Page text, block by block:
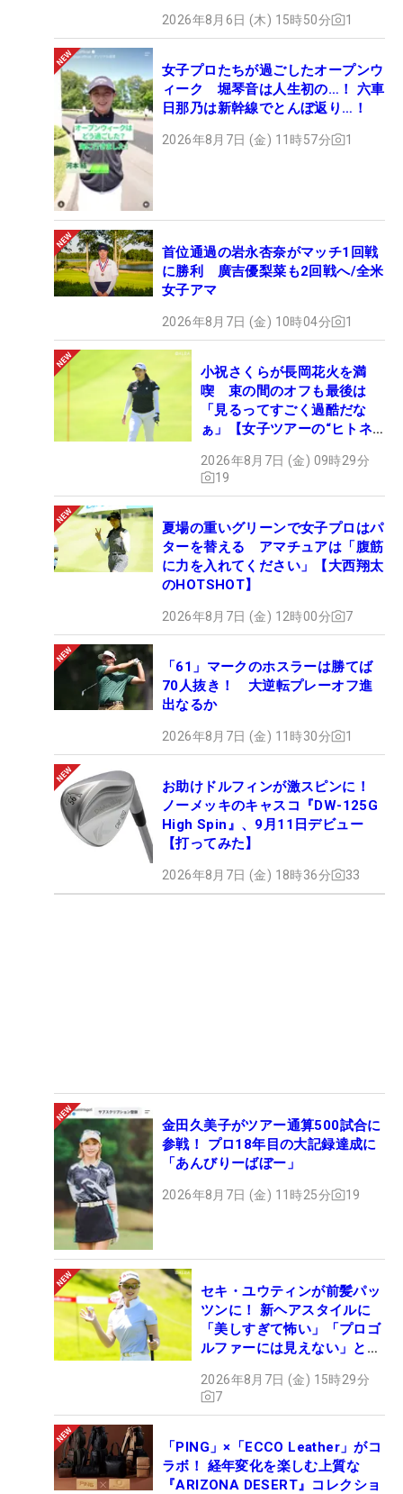
2026年8月6日 (木) 15時50分 1
女子プロたちが過ごしたオープンウ
ィーク 堀琴音は人生初の…！ 六車
日那乃は新幹線でとんぼ返り…！
2026年8月7日 (金) 11時57分 1
首位通過の岩永杏奈がマッチ1回戦
に勝利 廣吉優梨菜も2回戦へ/全米
女子アマ
2026年8月7日 (金) 10時04分 1
小祝さくらが長岡花火を満
喫 束の間のオフも最後は
「見るってすごく過酷だな
ぁ」【女子ツアーの“ヒトネ
2026年8月7日 (金) 09時29分
19
夏場の重いグリーンで女子プロはパ
ターを替える アマチュアは「腹筋
に力を入れてください」【大西翔太
のHOTSHOT】
2026年8月7日 (金) 12時00分 7
「61」マークのホスラーは勝てば
70人抜き！ 大逆転プレーオフ進
出なるか
2026年8月7日 (金) 11時30分 1
お助けドルフィンが激スピンに！
ノーメッキのキャスコ『DW-125G
High Spin』、9月11日デビュー
【打ってみた】
2026年8月7日 (金) 18時36分 33
金田久美子がツアー通算500試合に
参戦！ プロ18年目の大記録達成に
「あんびりーばぼー」
2026年8月7日 (金) 11時25分 19
セキ・ユウティンが前髪パッ
ツンに！ 新ヘアスタイルに
「美しすぎて怖い」「プロゴ
ルファーには見えない」とコ
2026年8月7日 (金) 15時29分
7
「PING」×「ECCO Leather」がコ
ラボ！ 経年変化を楽しむ上質な
『ARIZONA DESERT』コレクショ